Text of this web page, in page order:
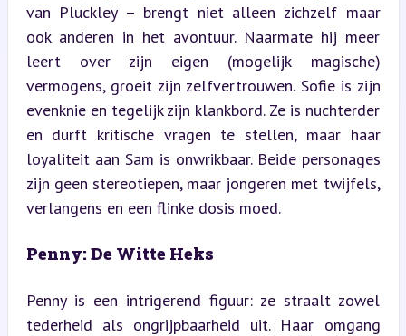
van Pluckley – brengt niet alleen zichzelf maar
ook anderen in het avontuur. Naarmate hij meer
leert over zijn eigen (mogelijk magische)
vermogens, groeit zijn zelfvertrouwen. Sofie is zijn
evenknie en tegelijk zijn klankbord. Ze is nuchterder
en durft kritische vragen te stellen, maar haar
loyaliteit aan Sam is onwrikbaar. Beide personages
zijn geen stereotiepen, maar jongeren met twijfels,
verlangens en een flinke dosis moed.
Penny: De Witte Heks
Penny is een intrigerend figuur: ze straalt zowel
tederheid als ongrijpbaarheid uit. Haar omgang